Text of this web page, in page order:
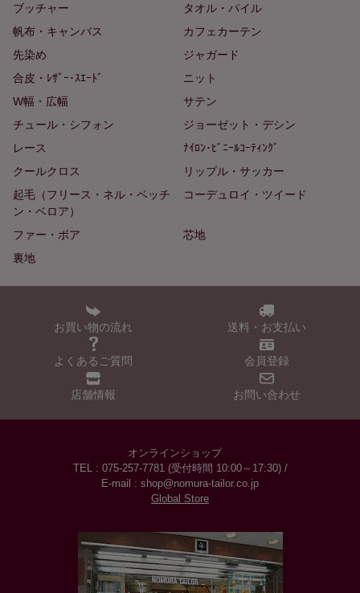
ブッチャー
タオル・パイル
帆布・キャンバス
カフェカーテン
先染め
ジャガード
合皮・ﾚｻﾞｰ･ｽｴｰﾄﾞ
ニット
W幅・広幅
サテン
チュール・シフォン
ジョーゼット・デシン
レース
ﾅｲﾛﾝ･ﾋﾞﾆｰﾙｺｰﾃｨﾝｸﾞ
クールクロス
リップル・サッカー
起毛（フリース・ネル・ベッチ
ン・ベロア）
コーデュロイ・ツイード
ファー・ボア
芯地
裏地
お買い物の流れ 送料・お支払い
よくあるご質問 会員登録
店舗情報 お問い合わせ
オンラインショップ
TEL : 075-257-7781 (受付時間 10:00～17:30) /
E-mail : shop@nomura-tailor.co.jp
Global Store